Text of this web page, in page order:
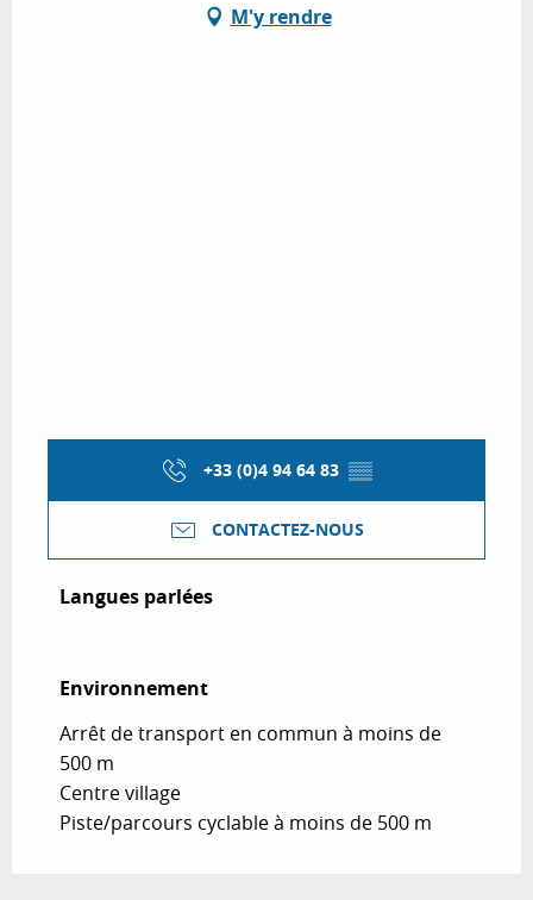
M'y rendre
+33 (0)4 94 64 83 ▒▒
CONTACTEZ-NOUS
Langues parlées
Langues parlées
Environnement
Environnement
Arrêt de transport en commun à moins de
500 m
Centre village
Piste/parcours cyclable à moins de 500 m